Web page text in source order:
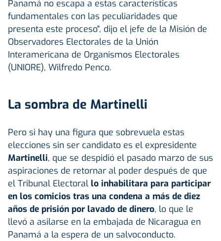
Panamá no escapa a estas características
fundamentales con las peculiaridades que
presenta este proceso", dijo el jefe de la Misión de
Observadores Electorales de la Unión
Interamericana de Organismos Electorales
(UNIORE), Wilfredo Penco.
La sombra de Martinelli
Pero si hay una figura que sobrevuela estas
elecciones sin ser candidato es el expresidente
Martinelli, que se despidió el pasado marzo de sus
aspiraciones de retornar al poder después de que
el Tribunal Electoral lo inhabilitara para participar
en los comicios tras una condena a más de diez
años de prisión por lavado de dinero, lo que le
llevó a asilarse en la embajada de Nicaragua en
Panamá a la espera de un salvoconducto.